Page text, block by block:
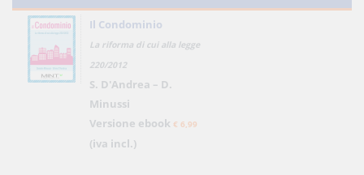
Il Condominio
La riforma di cui alla legge
220/2012
S. D'Andrea – D.
Minussi
Versione ebook € 6,99
(iva incl.)